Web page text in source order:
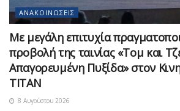
ΑΝΑΚΟΙΝΏΣΕΙΣ
Με μεγάλη επιτυχία
προβολή της ταινίας «Τομ και
Απαγορευμένη Πυξίδα» στον
ΤΙΤΑΝ
8 Αυγούστου 2026